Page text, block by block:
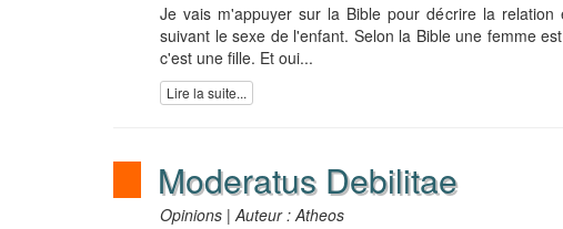
Je vais m'appuyer sur la Bible pour décrire la
suivant le sexe de l'enfant. Selon la Bible une femme
c'est une fille. Et oui...
Lire la suite...
Moderatus Debilitae
Opinions | Auteur : Atheos